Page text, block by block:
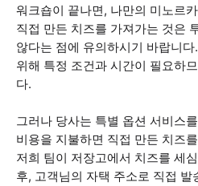
워크숍이 끝나면, 나만의 미노르
직접 만든 치즈를 가져가는 것은
않다는 점에 유의하시기 바랍니
위해 특정 조건과 시간이 필요하
다.
그러나 당사는 특별 옵션 서비스
비용을 지불하면 직접 만든 치즈
저희 팀이 저장고에서 치즈를 세
후, 고객님의 자택 주소로 직접